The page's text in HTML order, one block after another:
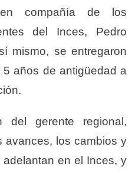
compañía de los
del Inces, Pedro
mismo, se entregaron
años de antigüedad a
del gerente regional,
avances, los cambios y
en el Inces, y